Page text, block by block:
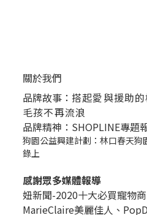
關於我們
品牌故事： 搭起愛與援助
毛孩不再流浪
品牌精神：SHOPLINE專題
狗園公益興建計劃：林口春天狗
錄上
感謝眾多媒體報導
妞新聞-2020十大必買寵物
MarieClaire美麗佳人、